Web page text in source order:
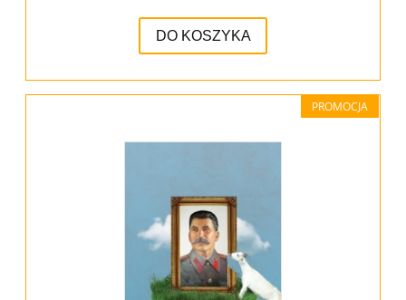
DO KOSZYKA
PROMOCJA